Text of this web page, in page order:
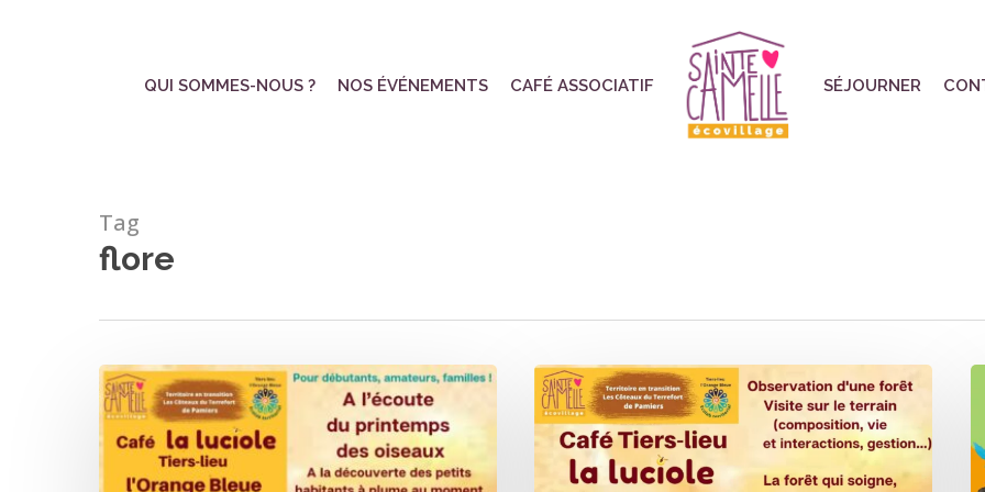
QUI SOMMES-NOUS ? NOS ÉVÉNEMENTS CAFÉ ASSOCIATIF SÉJOURNER
Tag
flore
Ateliers
Nature
à
l’écovillage
Ateliers
Nature
l’écovillage